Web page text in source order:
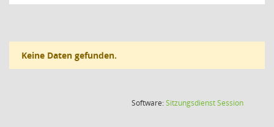
Keine Daten gefunden.
Software:SitzungsdienstSession(Wird in